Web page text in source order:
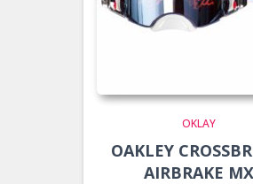
OKLAY
OAKLEY
AIRBRAKE MX